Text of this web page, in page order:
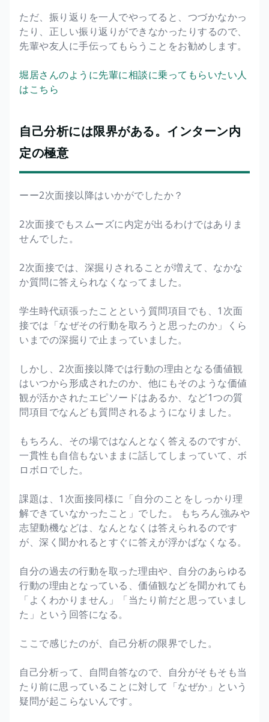
ただ、振り返りを一人でやってると、つづかなかっ
たり、正しい振り返りができなかったりするので、
先輩や友人に手伝ってもらうことをお勧めします。
堀居さんのように先輩に相談に乗ってもらいたい人
はこちら
自己分析には限界がある。インターン内
定の極意
ーー2次面接以降はいかがでしたか？
2次面接でもスムーズに内定が出るわけではありま
せんでした。
2次面接では、深掘りされることが増えて、なかな
か質問に答えられなくなってました。
学生時代頑張ったことという質問項目でも、1次面
接では「なぜその行動を取ろうと思ったのか」くら
いまでの深掘りで止まっていました。
しかし、2次面接以降では行動の理由となる価値観
はいつから形成されたのか、他にもそのような価値
観が活かされたエピソードはあるか、など1つの質
問項目でなんども質問されるようになりました。
もちろん、その場ではなんとなく答えるのですが、
一貫性も自信もないままに話してしまっていて、ボ
ロボロでした。
課題は、1次面接同様に「自分のことをしっかり理
解できていなかったこと」でした。 もちろん強みや
志望動機などは、なんとなくは答えられるのです
が、深く聞かれるとすぐに答えが浮かばなくなる。
自分の過去の行動を取った理由や、自分のあらゆる
行動の理由となっている、価値観などを聞かれても
「よくわかりません」「当たり前だと思っていまし
た」という回答になる。
ここで感じたのが、自己分析の限界でした。
自己分析って、自問自答なので、自分がそもそも当
たり前に思っていることに対して「なぜか」という
疑問が起こらないんです。